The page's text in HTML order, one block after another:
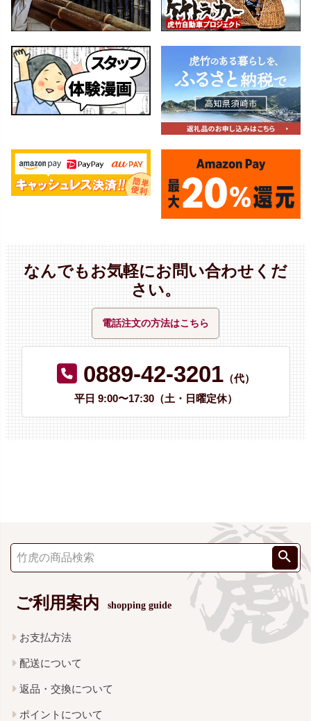
なんでもお気軽にお問い合わせくだ
さい。
電話注文の方法はこちら
0889-42-3201（代）
平日 9:00〜17:30（土・日曜定休）
ご利用案内 shopping guide
お支払方法
配送について
返品・交換について
ポイントについて